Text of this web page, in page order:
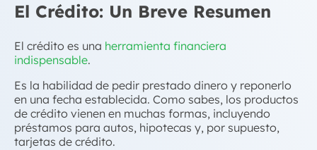
El Crédito: Un Breve Resumen
El crédito es una herramienta financiera
indispensable.
Es la habilidad de pedir prestado dinero y reponerlo
en una fecha establecida. Como sabes, los productos
de crédito vienen en muchas formas, incluyendo
préstamos para autos, hipotecas y, por supuesto,
tarjetas de crédito.